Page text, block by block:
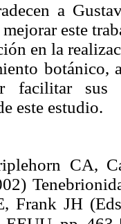
a
este
en la
botánico,
facilitar
este estudio.
CA,
Frank JH